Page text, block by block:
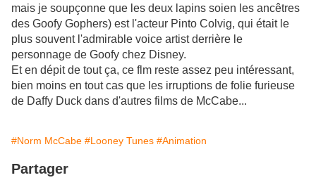
mais je soupçonne que les deux lapins soien les ancêtres
des Goofy Gophers) est l'acteur Pinto Colvig, qui était le
plus souvent l'admirable voice artist derrière le
personnage de Goofy chez Disney.
Et en dépit de tout ça, ce flm reste assez peu intéressant,
bien moins en tout cas que les irruptions de folie furieuse
de Daffy Duck dans d'autres films de McCabe...
#Norm McCabe #Looney Tunes #Animation
Partager